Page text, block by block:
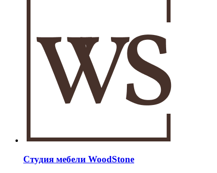
Студия мебели WoodStone